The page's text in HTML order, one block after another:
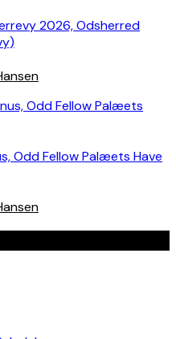
2026, Odsherred
Odd Fellow Palæets Have